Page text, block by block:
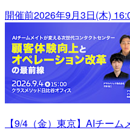
開催前2026年9月3日(木)
【9/4（金）東京】AIチー